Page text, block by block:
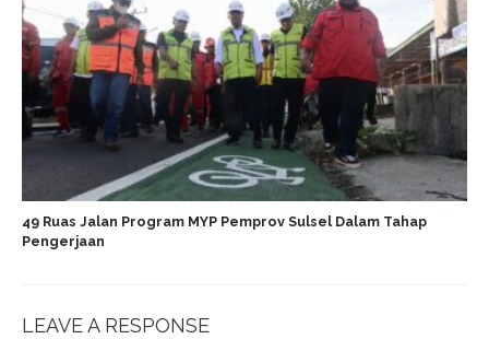
49 Ruas Jalan Program MYP Pemprov Sulsel Dalam Tahap
Pengerjaan
LEAVE A RESPONSE